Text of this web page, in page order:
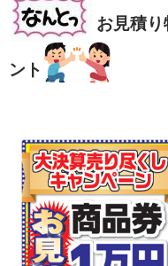
お見積り
ント